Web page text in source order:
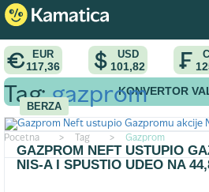
EUR
117,36
USD
101,82
KONVERTOR
Pocetna > Tag > Gazprom
Tag:gazprom
BERZA
GAZPROM NEFT USTUPIO
NIS-A I SPUSTIO UDEO NA